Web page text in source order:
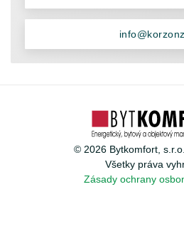
© 2026Bytkomfort,
Všetky práva
Zásady ochrany